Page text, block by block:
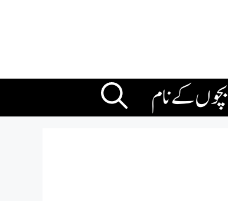
بچوں کے نام